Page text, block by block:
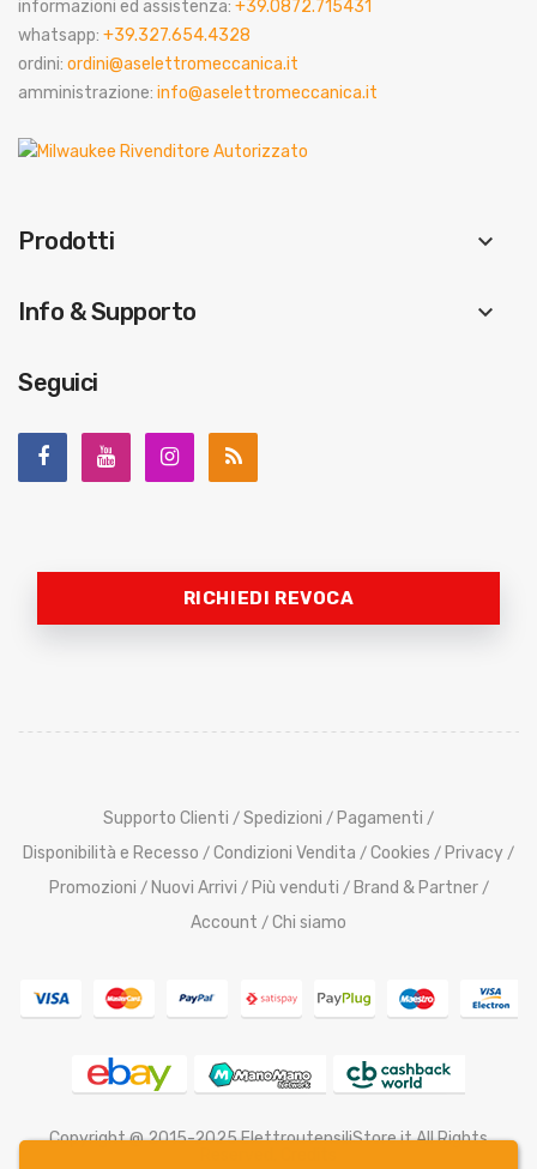
informazioni ed assistenza: +39.0872.715431
whatsapp: +39.327.654.4328
ordini: ordini@aselettromeccanica.it
amministrazione: info@aselettromeccanica.it
Prodotti keyboard_arrow_down
Info & Supporto keyboard_arrow_down
Seguici
RICHIEDI REVOCA
Supporto Clienti / Spedizioni / Pagamenti /
Disponibilità e Recesso / Condizioni Vendita / Cookies / Privacy /
Promozioni / Nuovi Arrivi / Più venduti / Brand & Partner /
Account / Chi siamo
Copyright @ 2015-2025 ElettroutensiliStore.it All Rights